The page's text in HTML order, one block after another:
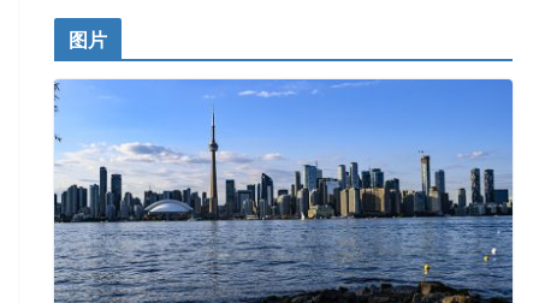
开明车行KS CAR SALES & SERVICE
健健宝公司
皇后金融集团
正点印艺设计
图片